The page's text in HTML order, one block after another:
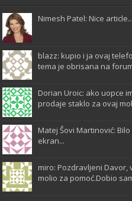
Nimesh Patel: Nice article...
blazz: kupio i ja ovaj
tema je obrisana na
Dorian Uroic: ako uopce
prodaje staklo za ovaj
Matej Šovi Martinović:
ekran...
miro: Pozdravljeni Davor,
molio za pomoć.Dobio